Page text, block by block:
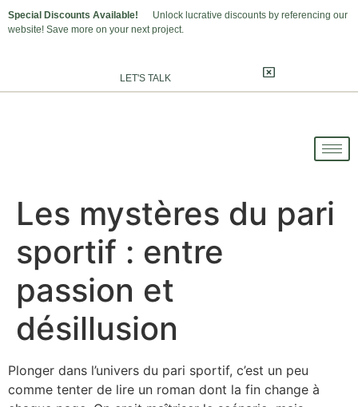
Special Discounts Available! Unlock lucrative discounts by referencing our
website! Save more on your next project.
LET'S TALK
Les mystères du pari
sportif : entre
passion et
désillusion
Plonger dans l’univers du pari sportif, c’est un peu
comme tenter de lire un roman dont la fin change à